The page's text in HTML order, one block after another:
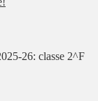
26: classe 2^F